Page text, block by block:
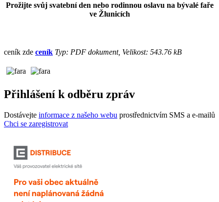
Prožijte svůj svatební den nebo rodinnou oslavu na bývalé faře
ve Žlunicích
ceník zde ceník Typ: PDF dokument, Velikost: 543.76 kB
Přihlášení k odběru zpráv
Dostávejte informace z našeho webu prostřednictvím SMS a e-mailů
Chci se zaregistrovat